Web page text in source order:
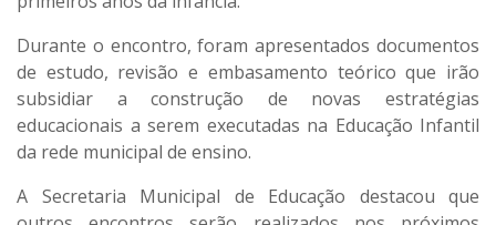
Durante o encontro, foram apresentados documentos
de estudo, revisão e embasamento teórico que irão
subsidiar a construção de novas estratégias
educacionais a serem executadas na Educação Infantil
da rede municipal de ensino.
A Secretaria Municipal de Educação destacou que